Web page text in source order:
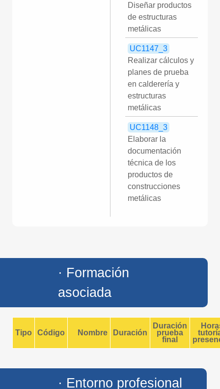
Diseñar productos
de estructuras
metálicas
UC1147_3
Realizar cálculos y
planes de prueba
en calderería y
estructuras
metálicas
UC1148_3
Elaborar la
documentación
técnica de los
productos de
construcciones
metálicas
· Formación
asociada
Tipo Código Nombre Duración
Duración
prueba
final
· Entorno profesional